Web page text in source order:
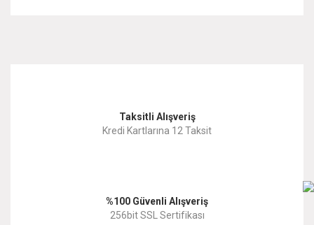
Ürün resmi kalitesiz, bozuk veya görüntülenemiyor.
Ürün fiyatı diğer sitelerden daha pahalı.
Taksitli Alışveriş
Kredi Kartlarına 12 Taksit
%100 Güvenli Alışveriş
256bit SSL Sertifikası